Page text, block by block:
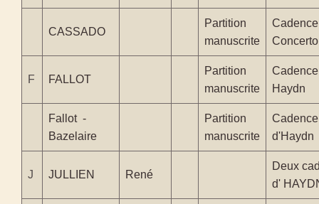
CASSADO
Partition
manuscrite
F FALLOT
Partition
manuscrite
Haydn
Fallot -
Bazelaire
Partition
manuscrite
d'Haydn
J JULLIEN René
Deux
d'